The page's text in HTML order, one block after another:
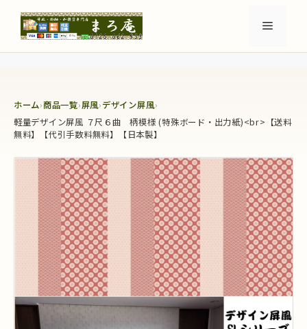
メ
ホーム›商品一覧›屏風›デザイン屏風›
軽量デザイン屏風 ７尺６曲 柄模様 (特殊ボード・出力紙)<br>【送料
無料】【代引手数料無料】【日本製】